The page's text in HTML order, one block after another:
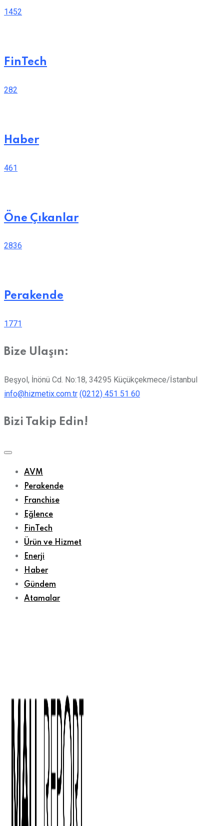
1452
FinTech
282
Haber
461
Öne Çıkanlar
2836
Perakende
1771
Bize Ulaşın:
Beşyol, İnönü Cd. No:18, 34295 Küçükçekmece/İstanbul
info@hizmetix.com.tr (0212) 451 51 60
Bizi Takip Edin!
AVM
Perakende
Franchise
Eğlence
FinTech
Ürün ve Hizmet
Enerji
Haber
Gündem
Atamalar